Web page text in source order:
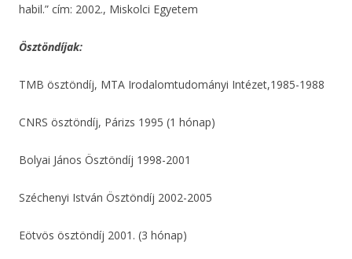
habil.” cím: 2002., Miskolci Egyetem
Ösztöndíjak:
TMB ösztöndíj, MTA Irodalomtudományi Intézet,1985-1988
CNRS ösztöndíj, Párizs 1995 (1 hónap)
Bolyai János Ösztöndíj 1998-2001
Széchenyi István Ösztöndíj 2002-2005
Eötvös ösztöndíj 2001. (3 hónap)